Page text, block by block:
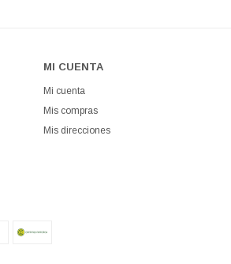
MI CUENTA
Mi cuenta
Mis compras
Mis direcciones